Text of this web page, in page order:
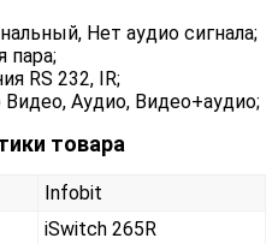
Нет аудио сигнала;
пара;
RS 232, IR;
Аудио, Видео+аудио;
товара
Infobit
iSwitch 265R